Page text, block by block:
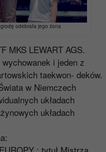
odebrała jego żona
MKS LEWART AGS.
i jeden z
taekwon- deków.
w Niemczech
układach
układach